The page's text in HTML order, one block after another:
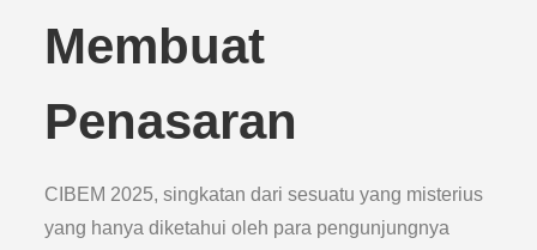
Membuat
Penasaran
CIBEM 2025, singkatan dari sesuatu yang misterius
yang hanya diketahui oleh para pengunjungnya